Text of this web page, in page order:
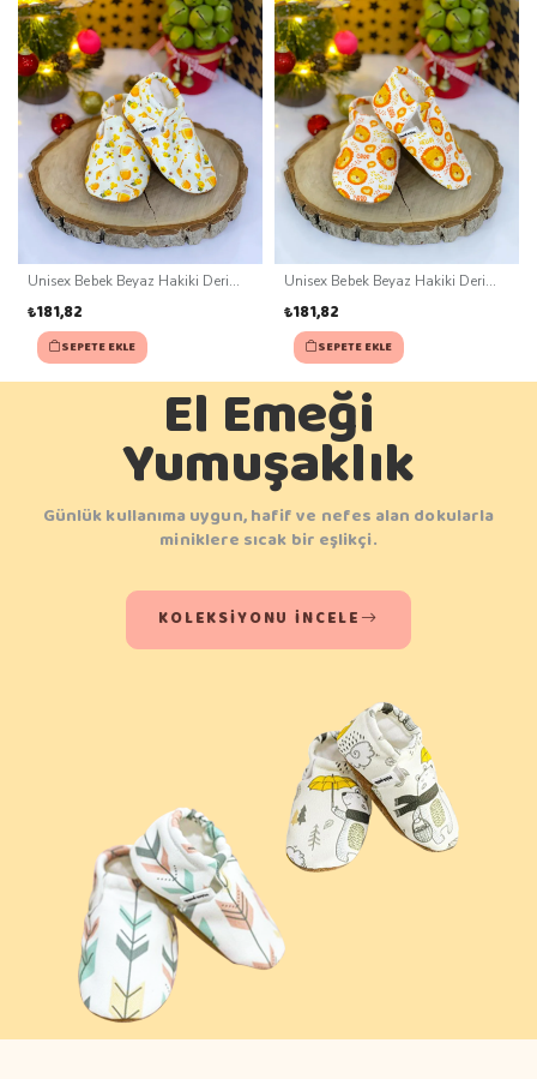
Unisex Bebek Beyaz Hakiki Deri
₺181,82
SEPETE EKLE
Unisex Bebek Beyaz Hakiki Deri
₺181,82
SEPETE EKLE
El Emeği
Yumuşaklık
Günlük kullanıma uygun, hafif ve nefes alan dokularla
miniklere sıcak bir eşlikçi.
KOLEKSIYONU İNCELE